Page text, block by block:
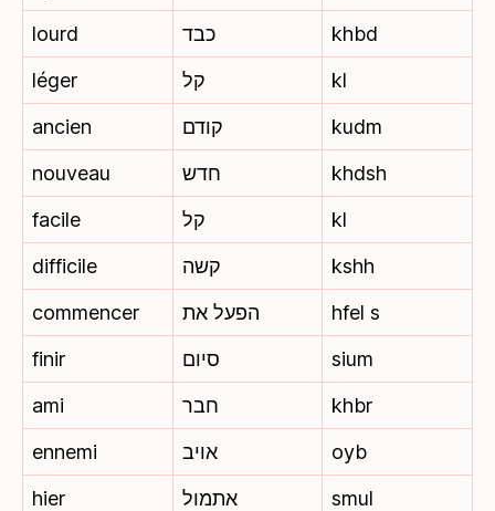
lourd
כבד
khbd
léger
קל
kl
ancien
קודם
kudm
nouveau
חדש
khdsh
facile
קל
kl
difficile
קשה
kshh
commencer
הפעל את
hfel s
finir
סיום
sium
ami
חבר
khbr
ennemi
אויב
oyb
hier
אתמול
smul